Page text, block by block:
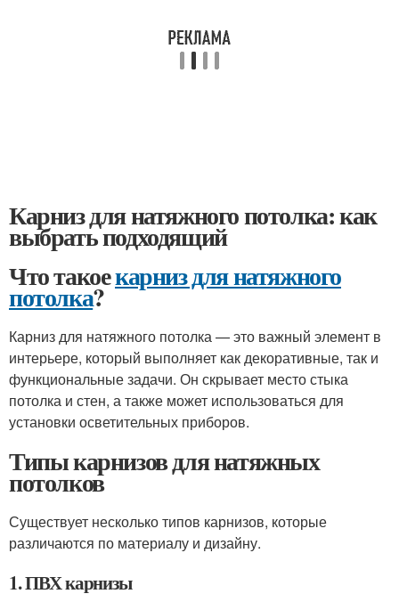
Карниз для натяжного потолка: как
выбрать подходящий
Что такоекарниз для натяжного
потолка?
Карниз для натяжного потолка — это важный элемент в
интерьере, который выполняет как декоративные, так и
функциональные задачи. Он скрывает место стыка
потолка и стен, а также может использоваться для
установки осветительных приборов.
Типы карнизов для натяжных
потолков
Существует несколько типов карнизов, которые
различаются по материалу и дизайну.
1. ПВХ карнизы